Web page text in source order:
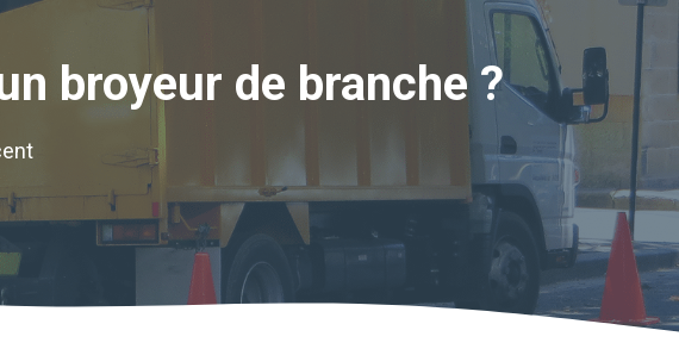
broyeur de branche ?